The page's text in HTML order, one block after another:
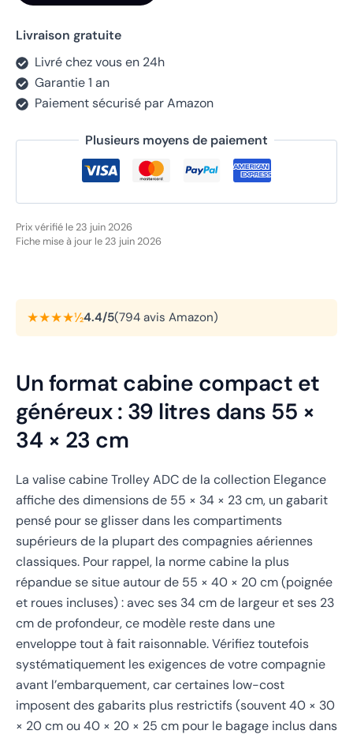
Livraison gratuite
Livré chez vous en 24h
Garantie 1 an
Paiement sécurisé par Amazon
Plusieurs moyens de paiement
Prix vérifié le 23 juin 2026
Fiche mise à jour le 23 juin 2026
★★★★½4.4/5(794 avis Amazon)
Un format cabine compact et
généreux : 39 litres dans 55 ×
34 × 23 cm
La valise cabine Trolley ADC de la collection Elegance
affiche des dimensions de 55 × 34 × 23 cm, un gabarit
pensé pour se glisser dans les compartiments
supérieurs de la plupart des compagnies aériennes
classiques. Pour rappel, la norme cabine la plus
répandue se situe autour de 55 × 40 × 20 cm (poignée
et roues incluses) : avec ses 34 cm de largeur et ses 23
cm de profondeur, ce modèle reste dans une
enveloppe tout à fait raisonnable. Vérifiez toutefois
systématiquement les exigences de votre compagnie
avant l’embarquement, car certaines low-cost
imposent des gabarits plus restrictifs (souvent 40 × 30
× 20 cm ou 40 × 20 × 25 cm pour le bagage inclus dans